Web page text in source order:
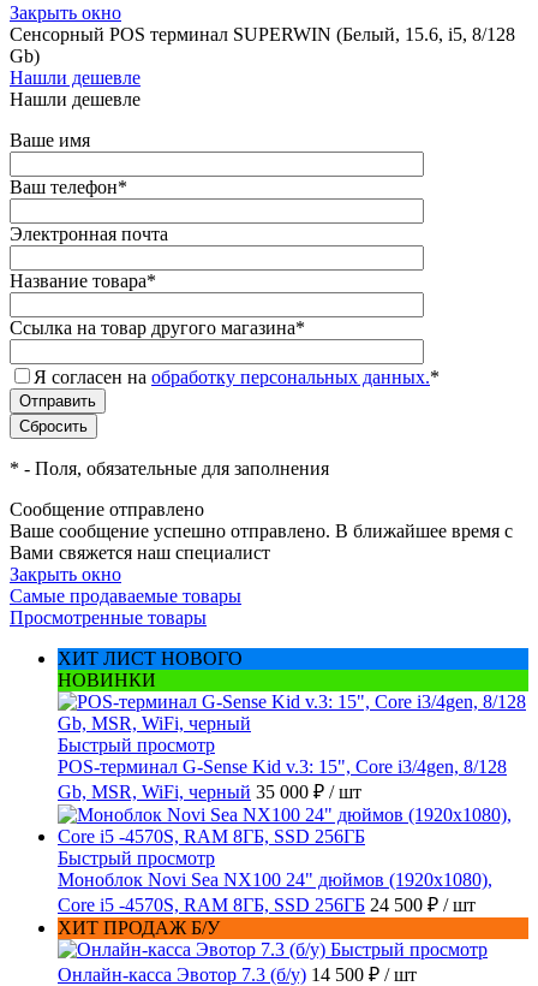
Закрыть окно
Сенсорный POS терминал SUPERWIN (Белый, 15.6, i5, 8/128
Gb)
Нашли дешевле
Нашли дешевле
Ваше имя
Ваш телефон*
Электронная почта
Название товара*
Ссылка на товар другого магазина*
Я согласен на обработку персональных данных.*
* - Поля, обязательные для заполнения
Сообщение отправлено
Ваше сообщение успешно отправлено. В ближайшее время с
Вами свяжется наш специалист
Закрыть окно
Самые продаваемые товары
Просмотренные товары
ХИТ ЛИСТ НОВОГО
НОВИНКИ
Быстрый просмотр
POS-терминал G-Sense Kid v.3: 15", Core i3/4gen, 8/128
Gb, MSR, WiFi, черный 35 000 ₽ / шт
Быстрый просмотр
Моноблок Novi Sea NX100 24" дюймов (1920x1080),
Core i5 -4570S, RAM 8ГБ, SSD 256ГБ 24 500 ₽ / шт
ХИТ ПРОДАЖ Б/У
Быстрый просмотр
Онлайн-касса Эвотор 7.3 (б/у) 14 500 ₽ / шт